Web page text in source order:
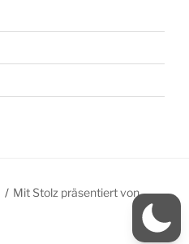
Mit Stolz präsentiert von